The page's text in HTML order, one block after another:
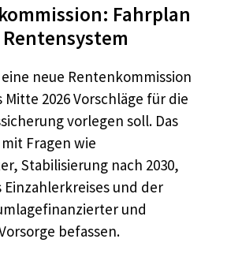
Fahrplan
neue Rentenkommission
2026 Vorschläge für die
vorlegen soll. Das
Fragen wie
Stabilisierung nach 2030,
und der
und
befassen.